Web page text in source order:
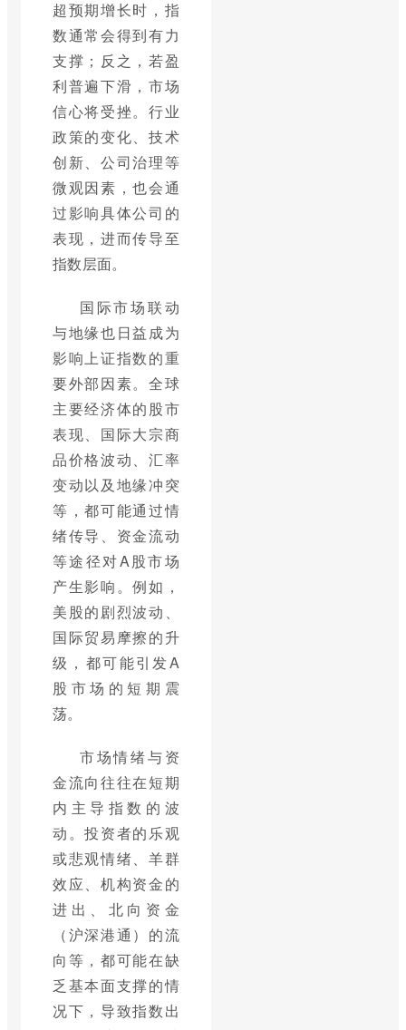
超预期增长时，指
数通常会得到有力
支撑；反之，若盈
利普遍下滑，市场
信心将受挫。行业
政策的变化、技术
创新、公司治理等
微观因素，也会通
过影响具体公司的
表现，进而传导至
指数层面。
国际市场联动
与地缘也日益成为
影响上证指数的重
要外部因素。全球
主要经济体的股市
表现、国际大宗商
品价格波动、汇率
变动以及地缘冲突
等，都可能通过情
绪传导、资金流动
等途径对A股市场
产生影响。例如，
美股的剧烈波动、
国际贸易摩擦的升
级，都可能引发A
股市场的短期震
荡。
市场情绪与资
金流向往往在短期
内主导指数的波
动。投资者的乐观
或悲观情绪、羊群
效应、机构资金的
进出、北向资金
（沪深港通）的流
向等，都可能在缺
乏基本面支撑的情
况下，导致指数出